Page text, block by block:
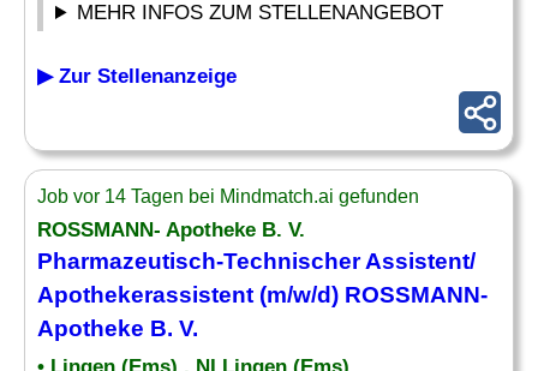
MEHR INFOS ZUM STELLENANGEBOT
▶ Zur Stellenanzeige
Job vor 14 Tagen bei Mindmatch.ai gefunden
ROSSMANN- Apotheke B. V.
Pharmazeutisch-Technischer Assistent/
Apothekerassistent (m/w/d) ROSSMANN-
Apotheke B. V.